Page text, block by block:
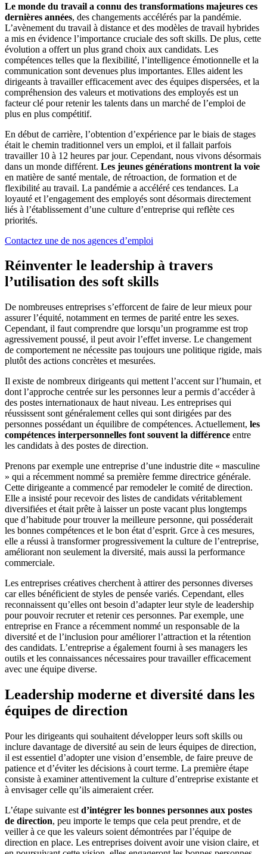
Le monde du travail a connu des transformations majeures ces
dernières années, des changements accélérés par la pandémie.
L’avènement du travail à distance et des modèles de travail hybrides
a mis en évidence l’importance cruciale des soft skills. De plus, cette
évolution a offert un plus grand choix aux candidats. Les
compétences telles que la flexibilité, l’intelligence émotionnelle et la
communication sont devenues plus importantes. Elles aident les
dirigeants à travailler efficacement avec des équipes dispersées, et la
compréhension des valeurs et motivations des employés est un
facteur clé pour retenir les talents dans un marché de l’emploi de
plus en plus compétitif.
En début de carrière, l’obtention d’expérience par le biais de stages
était le chemin traditionnel vers un emploi, et il fallait parfois
travailler 10 à 12 heures par jour. Cependant, nous vivons désormais
dans un monde différent. Les jeunes générations montrent la voie
en matière de santé mentale, de rétroaction, de formation et de
flexibilité au travail. La pandémie a accéléré ces tendances. La
loyauté et l’engagement des employés sont désormais directement
liés à l’établissement d’une culture d’entreprise qui reflète ces
priorités.
Contactez une de nos agences d’emploi
Réinventer le leadership à travers
l’utilisation des soft skills
De nombreuses entreprises s’efforcent de faire de leur mieux pour
assurer l’équité, notamment en termes de parité entre les sexes.
Cependant, il faut comprendre que lorsqu’un programme est trop
agressivement poussé, il peut avoir l’effet inverse. Le changement
de comportement ne nécessite pas toujours une politique rigide, mais
plutôt des actions concrètes et mesurées.
Il existe de nombreux dirigeants qui mettent l’accent sur l’humain, et
dont l’approche centrée sur les personnes leur a permis d’accéder à
des postes internationaux de haut niveau. Les entreprises qui
réussissent sont généralement celles qui sont dirigées par des
personnes possédant un équilibre de compétences. Actuellement, les
compétences interpersonnelles font souvent la différence entre
les candidats à des postes de direction.
Prenons par exemple une entreprise d’une industrie dite « masculine
» qui a récemment nommé sa première femme directrice générale.
Cette dirigeante a commencé par remodeler le comité de direction.
Elle a insisté pour recevoir des listes de candidats véritablement
diversifiées et était prête à laisser un poste vacant plus longtemps
que d’habitude pour trouver la meilleure personne, qui posséderait
les bonnes compétences et le bon état d’esprit. Grce à ces mesures,
elle a réussi à transformer progressivement la culture de l’entreprise,
améliorant non seulement la diversité, mais aussi la performance
commerciale.
Les entreprises créatives cherchent à attirer des personnes diverses
car elles bénéficient de styles de pensée variés. Cependant, elles
reconnaissent qu’elles ont besoin d’adapter leur style de leadership
pour pouvoir recruter et retenir ces personnes. Par exemple, une
entreprise en France a récemment nommé un responsable de la
diversité et de l’inclusion pour améliorer l’attraction et la rétention
des candidats. L’entreprise a également fourni à ses managers les
outils et les connaissances nécessaires pour travailler efficacement
avec une équipe diverse.
Leadership moderne et diversité dans les
équipes de direction
Pour les dirigeants qui souhaitent développer leurs soft skills ou
inclure davantage de diversité au sein de leurs équipes de direction,
il est essentiel d’adopter une vision d’ensemble, de faire preuve de
patience et d’éviter les décisions à court terme. La première étape
consiste à examiner attentivement la culture d’entreprise existante et
à envisager celle qu’ils aimeraient créer.
L’étape suivante est d’intégrer les bonnes personnes aux postes
de direction, peu importe le temps que cela peut prendre, et de
veiller à ce que les valeurs soient démontrées par l’équipe de
direction en place. Les entreprises doivent avoir une vision claire, et